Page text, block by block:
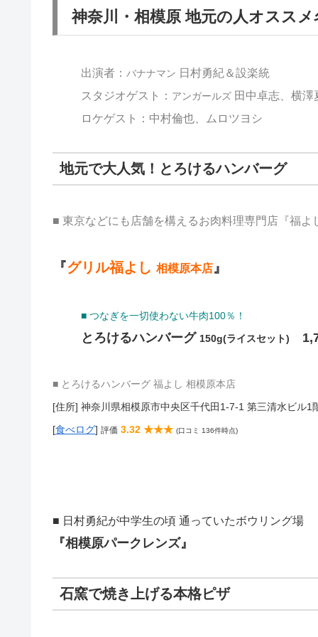
神奈川・相模原 地元の人オススメ
出演者： バナナマン 日村勇紀＆設楽統
スタジオゲスト： アンガールズ 田中卓志、横澤
ロケゲスト：中村倫也、ムロツヨシ
地元で大人気！とろけるハンバーグ
■ 東京などにも店舗を構えるお肉料理専門店『福よ
『グリル福よし 相模原本店』
■ つなぎを一切使わない牛肉100％！
とろけるハンバーグ 150g(ライスセット)
■ とろけるハンバーグ 福よし 相模原本店
[住所] 神奈川県相模原市中央区千代田1-7-1 第三清水ビル1
[食べログ] 評価 3.32 ★★★ (口コミ 136件時点)
■ 日村勇紀が中学生の頃 通っていたボウリング場
『相模原パークレンズ』
石窯で焼き上げる本格ピザ